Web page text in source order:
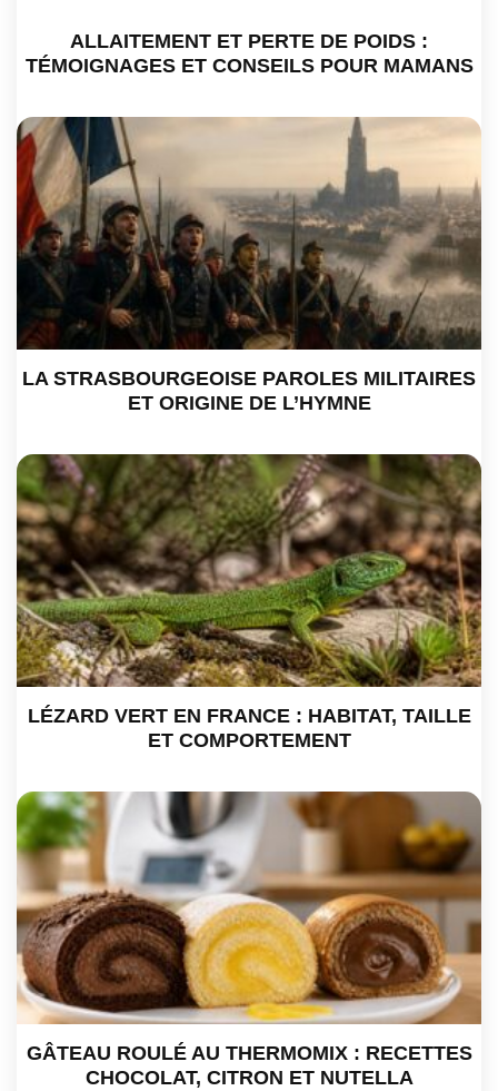
ALLAITEMENT ET PERTE DE POIDS :
TÉMOIGNAGES ET CONSEILS POUR MAMANS
LA STRASBOURGEOISE PAROLES MILITAIRES
ET ORIGINE DE L’HYMNE
LÉZARD VERT EN FRANCE : HABITAT, TAILLE
ET COMPORTEMENT
GÂTEAU ROULÉ AU THERMOMIX : RECETTES
CHOCOLAT, CITRON ET NUTELLA